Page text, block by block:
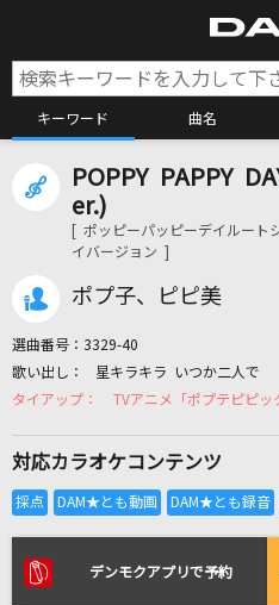
キーワード 曲名
カラオ
リアルタイムで歌わ
なかま歌
不知火建設(不知火フレア , 尾丸ポル
白銀ノエル)
POPPY PAPPY
er.)
[ ポッピーパッピーデイルート
イバージョン ]
ポプ子、ピピ美
選曲番号： 3329-40
星キラキラ いつか二人で
TVアニメ「ポプテピピッ
対応カラオケコンテンツ
デンモクアプリで予約